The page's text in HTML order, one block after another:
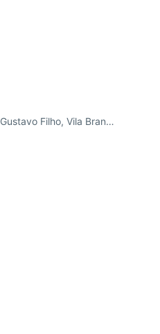
Av. Doutor Nelson Noronha Gustavo Filho, Vila Brandina